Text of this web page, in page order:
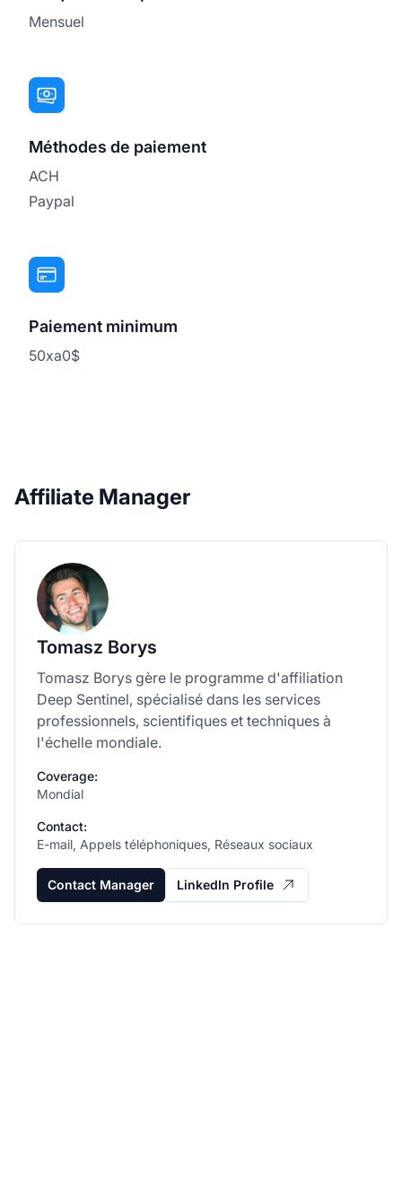
Mensuel
Méthodes de paiement
ACH
Paypal
Paiement minimum
50xa0$
Affiliate Manager
Tomasz Borys
Tomasz Borys gère le programme d'affiliation
Deep Sentinel, spécialisé dans les services
professionnels, scientifiques et techniques à
l'échelle mondiale.
Coverage:
Mondial
Contact:
E-mail, Appels téléphoniques, Réseaux sociaux
Contact Manager LinkedIn Profile